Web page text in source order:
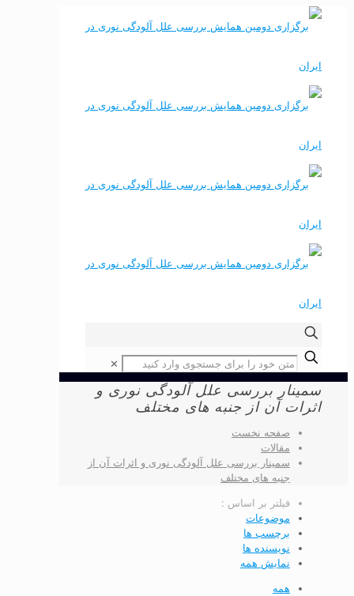
✕
سمینار بررسی علل آلودگی نوری و
اثرات آن از جنبه­ های مختلف
صفحه نخست
مقالات
سمینار بررسی علل آلودگی نوری و اثرات آن از
جنبه­ های مختلف
فیلتر بر اساس :
موضوعات
برچسب ها
نویسنده ها
نمایش همه
همه